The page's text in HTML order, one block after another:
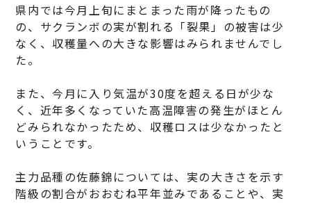
県内では今月上旬にまとまった雨が降ったもの
の、サクランボの実が割れる「裂果」の被害は少
なく、収穫量への大きな影響はみられませんでし
た。
また、今月に入り気温が30度を超える日が少な
く、近年多くなっていた高温障害の発生がほとん
どみられなかったため、収穫ロスは少なかったと
いうことです。
主力品種の佐藤錦については、実の大きさを示す
階級の割合がおおむね平年並みであることや、実